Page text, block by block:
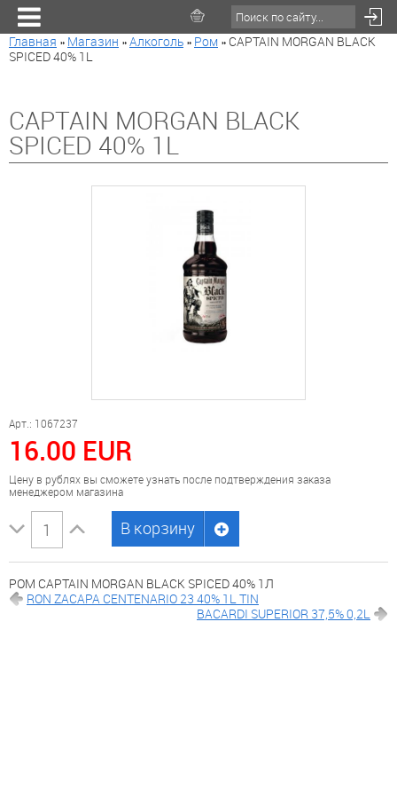
Главная » Магазин »Алкоголь » Ром » CAPTAIN MORGAN BLACK
SPICED 40% 1L
CAPTAIN MORGAN BLACK
SPICED 40% 1L
Арт.: 1067237
16.00 EUR
Цену в рублях вы сможете узнать после подтверждения заказа
менеджером магазина
В корзину
РОМ CAPTAIN MORGAN BLACK SPICED 40% 1Л
RON ZACAPA CENTENARIO 23 40% 1L TIN
BACARDI SUPERIOR 37,5% 0,2L